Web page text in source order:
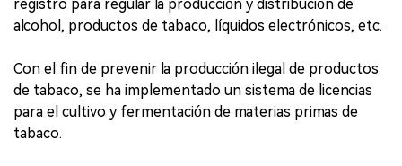
registro para regular la producción y distribución de
alcohol, productos de tabaco, líquidos electrónicos, etc.
Con el fin de prevenir la producción ilegal de productos
de tabaco, se ha implementado un sistema de licencias
para el cultivo y fermentación de materias primas de
tabaco.